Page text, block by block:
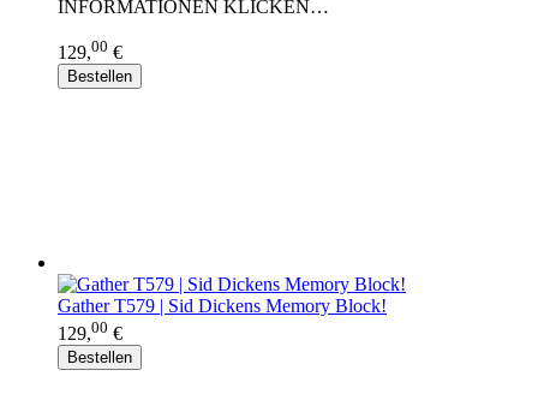
INFORMATIONEN KLICKEN…
129,00 €
Bestellen
Gather T579 | Sid Dickens Memory Block!
129,00 €
Bestellen